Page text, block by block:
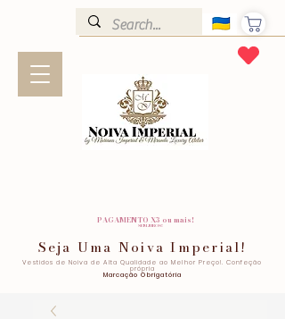
PAGAMENTO X3 ou mais!
SEM JUROS!
Seja Uma Noiva Imperial!
Vestidos de Noiva de Alta Qualidade ao Melhor Preço!. Confeção
própria
Marcação Obrigatória